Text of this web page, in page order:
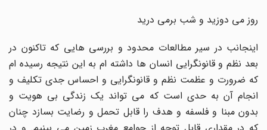
روز می دوزید و شب برمی درید
اینجانب در سیر مطالعات محدود و بررسی هایی که تاکنون در
بعد نظم و قانونگرایی انسان ها داشته ام به این نتیجه رسیده ام
که ضرورت و عظمت نظم و قانونگرایی و احساس جدی تکلیف و
انجام آن به حدی است که می تواند یک زندگی بی هویت و
بدون مبنا و فلسفه و هدف را قابل تحمل و رضایت بسازد چنان